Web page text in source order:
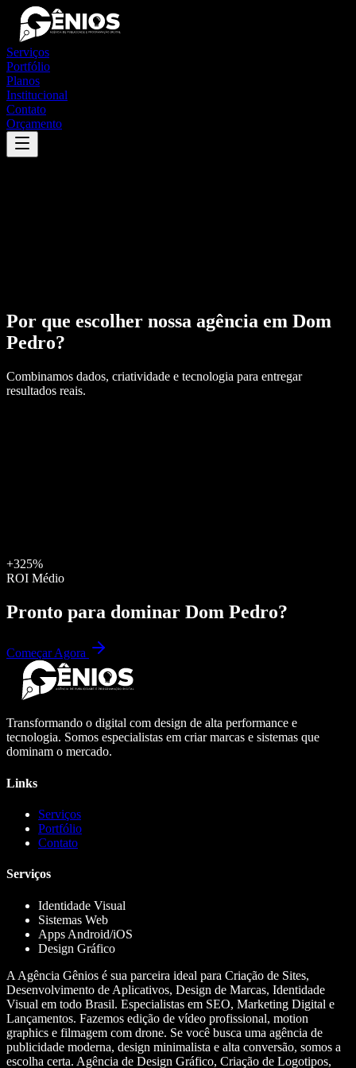
Serviços
Portfólio
Planos
Institucional
Contato
Orçamento
Por que escolher nossa agência em Dom
Pedro?
Combinamos dados, criatividade e tecnologia para entregar
resultados reais.
+325%
ROI Médio
Pronto para dominar Dom Pedro?
Começar Agora
Transformando o digital com design de alta performance e
tecnologia. Somos especialistas em criar marcas e sistemas que
dominam o mercado.
Links
Serviços
Portfólio
Contato
Serviços
Identidade Visual
Sistemas Web
Apps Android/iOS
Design Gráfico
A Agência Gênios é sua parceira ideal para Criação de Sites,
Desenvolvimento de Aplicativos, Design de Marcas, Identidade
Visual em todo Brasil. Especialistas em SEO, Marketing Digital e
Lançamentos. Fazemos edição de vídeo profissional, motion
graphics e filmagem com drone. Se você busca uma agência de
publicidade moderna, design minimalista e alta conversão, somos a
escolha certa. Agência de Design Gráfico, Criação de Logotipos,